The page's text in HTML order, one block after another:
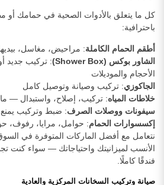
كل ما يتعلق بالأدوات الصحية في حمامك أو
باحترافية:
أطقم الحمام الكاملة: مراحيض، مغاسل،
الشاور بوكس (Shower Box)
: تركيب جديد
الأحجام والموديلات
الجاكوزي: تركيب وصيانة وتوصيل كامل
خلاطات المياه: تركيب، إصلاح، واستبدال —
سيفونات ووصلات الصرف: ضبط وتركيب يمنع
إكسسوارات الحمام: حوامل، مرايا، رفوف،
نتعامل مع أفضل الماركات المتوفرة في
الأنسب لميزانيتك واحتياجاتك — سواء كنت
فندقًا كاملًا.
صيانة وتركيب السخانات المركزية والعادية